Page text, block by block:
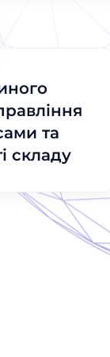
та
складу